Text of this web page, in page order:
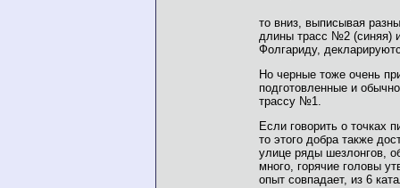
то вниз, выписывая
длины трасс №2 (синяя)
Фолгариду,
Но черные тоже очень
подготовленные и
трассу №1.
Если говорить о точках
то этого добра также
улице ряды шезлонгов,
много, горячие головы
опыт совпадает, из 6